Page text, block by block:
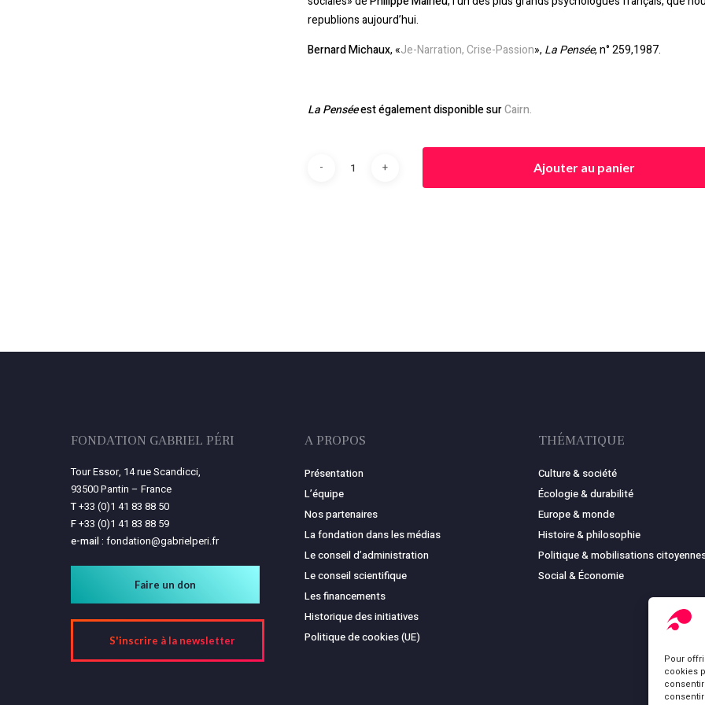
Pour
cookies
republions aujourd’hui.
Bernard Michaux, «Je-Narration, Crise-Passion», La Pensée, n° 259,1987.
La Penséeest également disponible surCairn.
Ajouter au panier
FONDATION GABRIEL PÉRI
Tour Essor, 14 rue Scandicci,
93500 Pantin – France
T+33 (0)1 41 83 88 50
F+33 (0)1 41 83 88 59
e-mail : fondation@gabrielperi.fr
Faire un don
S'inscrire à la newsletter
A PROPOS
Présentation
L’équipe
Nos partenaires
La fondation dans les médias
Le conseil d’administration
Le conseil scientifique
Les financements
Historique des initiatives
Politique de cookies (UE)
THÉMATIQUE
Culture & société
Écologie & durabilité
Europe & monde
Histoire & philosophie
Politique & mobilisations
Social & Économie